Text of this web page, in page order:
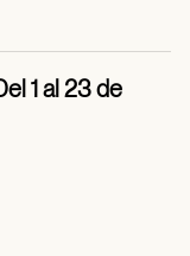
1 al 23 de